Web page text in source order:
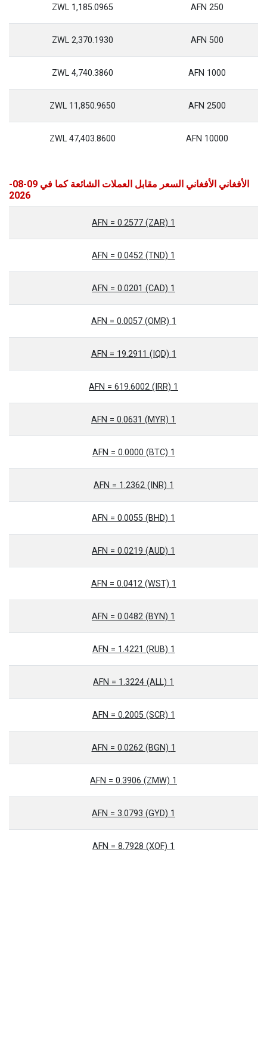
250 AFN
1,185.0965 ZWL
500 AFN
2,370.1930 ZWL
1000 AFN
4,740.3860 ZWL
2500 AFN
11,850.9650 ZWL
10000 AFN
47,403.8600 ZWL
الأفغاني الأفغاني السعر مقابل العملات الشائعة كما في 09-08-
2026
1 AFN = 0.2577 (ZAR)
1 AFN = 0.0452 (TND)
1 AFN = 0.0201 (CAD)
1 AFN = 0.0057 (OMR)
1 AFN = 19.2911 (IQD)
1 AFN = 619.6002 (IRR)
1 AFN = 0.0631 (MYR)
1 AFN = 0.0000 (BTC)
1 AFN = 1.2362 (INR)
1 AFN = 0.0055 (BHD)
1 AFN = 0.0219 (AUD)
1 AFN = 0.0412 (WST)
1 AFN = 0.0482 (BYN)
1 AFN = 1.4221 (RUB)
1 AFN = 1.3224 (ALL)
1 AFN = 0.2005 (SCR)
1 AFN = 0.0262 (BGN)
1 AFN = 0.3906 (ZMW)
1 AFN = 3.0793 (GYD)
1 AFN = 8.7928 (XOF)